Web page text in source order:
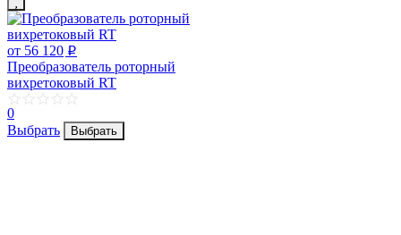
от 56 120 p
Преобразователь роторный
вихретоковый RT
0
Выбрать
Выбрать